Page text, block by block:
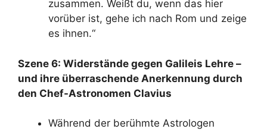
zusammen. Weißt du, wenn das hier
vorüber ist, gehe ich nach Rom und zeige
es ihnen.“
Szene 6: Widerstände gegen Galileis Lehre –
und ihre überraschende Anerkennung durch
den Chef-Astronomen Clavius
Während der berühmte Astrologen